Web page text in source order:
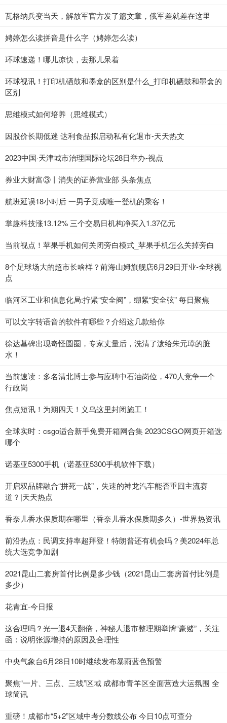
瓦格纳兵变当天，解放军官方发了篇文章，俄军差就差在这里
娉婷怎么读拼音是什么字（娉婷怎么读）
环球速递！哪儿凉快，去那儿呆着
环球视讯！打印机硒鼓和墨盒的区别是什么_打印机硒鼓和墨盒的
区别
思维模式如何培养（思维模式）
因股价长期低迷 达利食品拟启动私有化退市-天天热文
2023中国·天津城市治理国际论坛28日举办-视点
券业大财富③丨消失的证券营业部 头条焦点
航班延误18小时后 一男子竟成唯一登机的乘客！
掌趣科技涨13.12% 三个交易日机构净买入1.37亿元
当前视点！苹果手机如何关闭旁白模式_苹果手机怎么关掉旁白
8个足球场大的超市长啥样？前海山姆旗舰店6月29日开业-全球视
点
临河区工业和信息化局:拧紧“安全阀”，绷紧“安全弦” 每日聚焦
可以文字转语音的软件有哪些？介绍这几款给你
徐达墓碑出现奇怪圆圈，专家丈量后，洗清了泼给朱元璋的脏
水！
当前速读：多名清北博士参与应聘中石油岗位，470人竞争一个
行政岗
焦点短讯！为期四天！义乌这里封闭施工！
全球实时：csgo适合新手免费开箱网合集 2023CSGO网页开箱选
哪个
诺基亚5300手机（诺基亚5300手机软件下载）
开启双品牌融合“拼死一战”，失速的神龙汽车能否重回主流赛
道？|天天热点
香奈儿香水保质期在哪里（香奈儿香水保质期多久）-世界热资讯
前沿热点：民调支持率超拜登！特朗普还有机会吗？美2024年总
统大选竞争加剧
2021昆山二套房首付比例是多少钱（2021昆山二套房首付比例是
多少）
花青宜-今日报
这合理吗？光一退4天翻倍，神秘人退市整理期举牌“豪赌”，关注
函：说明张源增持的原因及合理性
中央气象台6月28日10时继续发布暴雨蓝色预警
聚焦“一片、三点、三线”区域 成都市青羊区全面营造大运氛围 全
球简讯
重磅！成都市“5+2”区域中考分数线公布 今日10点可查分